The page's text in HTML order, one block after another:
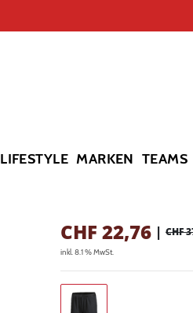
LIFESTYLE MARKEN TEAMS
CHF 22,76 | CHF
inkl. 8.1 % MwSt.